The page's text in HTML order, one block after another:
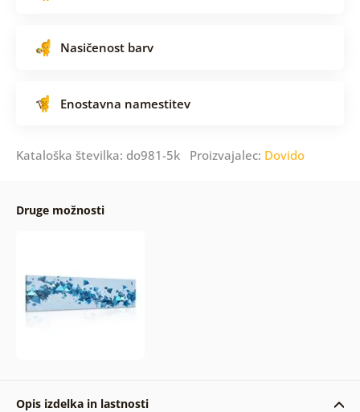
Nasičenost barv
Enostavna namestitev
Kataloška številka: do981-5k Proizvajalec: Dovido
Druge možnosti
Opis izdelka in lastnosti